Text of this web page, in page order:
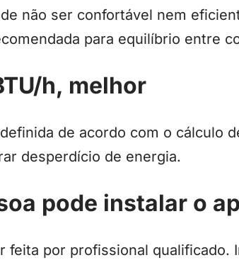
não ser confortável nem
para equilíbrio entre
h, melhor
de acordo com o cálculo
desperdício de energia.
pode instalar o
feita por profissional qualificado.